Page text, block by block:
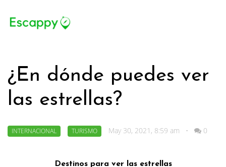
¿En dónde puedes ver
las estrellas?
INTERNACIONAL TURISMO May 30, 2021, 8:59 am • 0
Destinos para ver las estrellas